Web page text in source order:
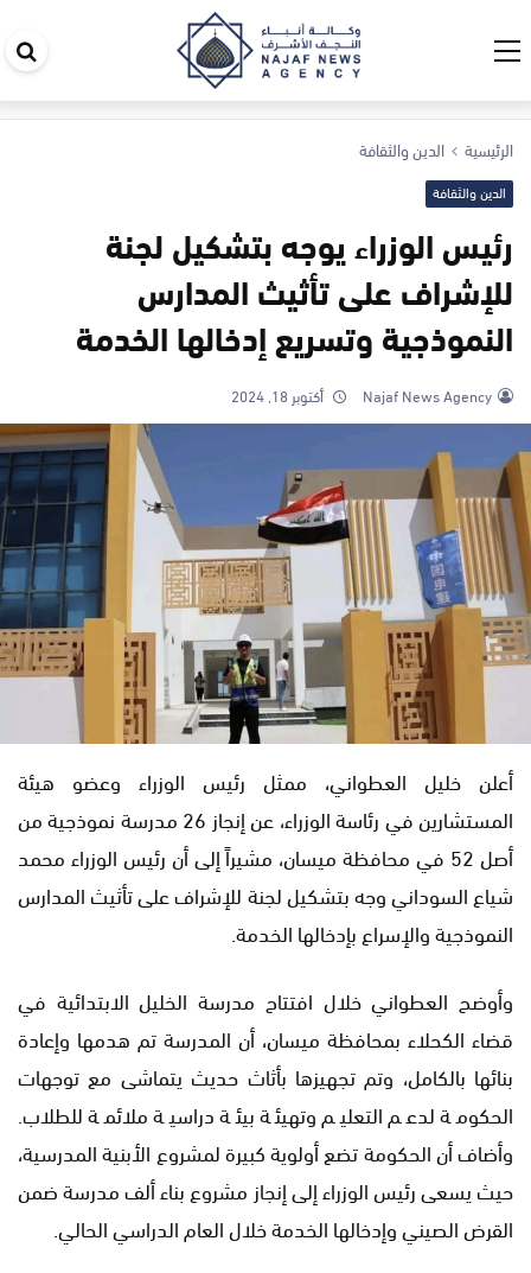
الرئيسية الدين والثقافة
الدين والثقافة
رئيس الوزراء يوجه بتشكيل لجنة
للإشراف على تأثيث المدارس
النموذجية وتسريع إدخالها الخدمة
Najaf News Agency أكتوبر 18, 2024
أعلن خليل العطواني، ممثل رئيس الوزراء وعضو هيئة
المستشارين في رئاسة الوزراء، عن إنجاز 26 مدرسة نموذجية من
أصل 52 في محافظة ميسان، مشيراً إلى أن رئيس الوزراء محمد
شياع السوداني وجه بتشكيل لجنة للإشراف على تأثيث المدارس
النموذجية والإسراع بإدخالها الخدمة.
وأوضح العطواني خلال افتتاح مدرسة الخليل الابتدائية في
قضاء الكحلاء بمحافظة ميسان، أن المدرسة تم هدمها وإعادة
بنائها بالكامل، وتم تجهيزها بأثاث حديث يتماشى مع توجهات
الحكومة لدعم التعليم وتهيئة بيئة دراسية ملائمة للطلاب.
وأضاف أن الحكومة تضع أولوية كبيرة لمشروع الأبنية المدرسية،
حيث يسعى رئيس الوزراء إلى إنجاز مشروع بناء ألف مدرسة ضمن
القرض الصيني وإدخالها الخدمة خلال العام الدراسي الحالي.